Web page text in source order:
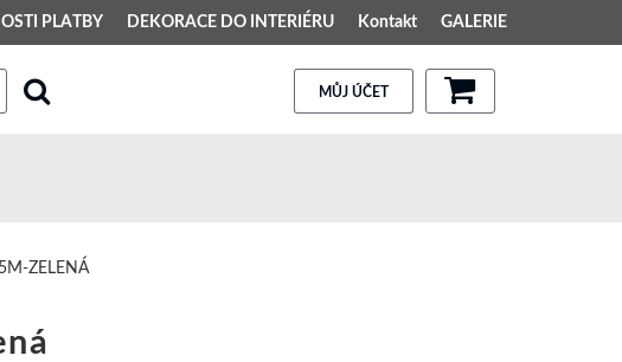
PLATBY DEKORACE DO INTERIÉRU Kontakt GALERIE
MŮJ ÚČET
ZELENÁ